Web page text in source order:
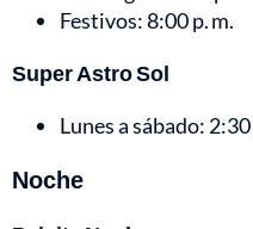
Festivos: 8:00 p. m.
Super Astro Sol
Lunes a sábado: 2:30
Noche